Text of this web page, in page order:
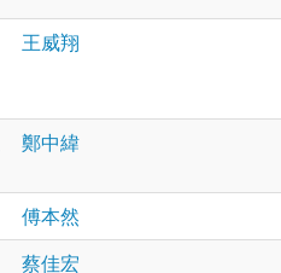
王威翔
鄭中緯
傅本然
蔡佳宏